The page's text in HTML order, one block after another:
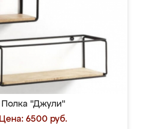
Полка "Джули"
Цена: 6500 руб.